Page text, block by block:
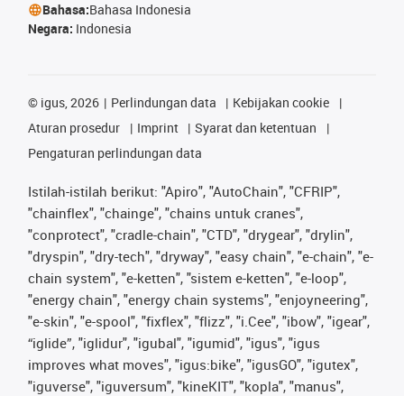
Bahasa:Bahasa Indonesia
Negara: Indonesia
© igus, 2026 Perlindungan data
Kebijakan cookie
Aturan prosedur
Imprint
Syarat dan ketentuan
Pengaturan perlindungan data
Istilah-istilah berikut: "Apiro", "AutoChain", "CFRIP",
"chainflex", "chainge", "chains untuk cranes",
"conprotect", "cradle-chain", "CTD", "drygear", "drylin",
"dryspin", "dry-tech", "dryway", "easy chain", "e-chain", "e-
chain system", "e-ketten", "sistem e-ketten", "e-loop",
"energy chain", "energy chain systems", "enjoyneering",
"e-skin", "e-spool", "fixflex", "flizz", "i.Cee", "ibow", "igear",
“iglide”, "iglidur", "igubal", "igumid", "igus", "igus
improves what moves", "igus:bike", "igusGO", "igutex",
"iguverse", "iguversum", "kineKIT", "kopla", "manus",